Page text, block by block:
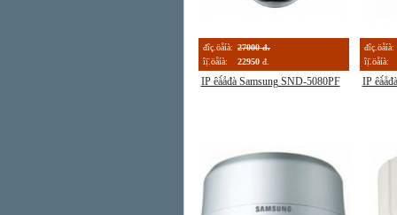
đîç.öåíà: 27000 đ.
îị̈.öåíà:
22950 đ.
IP êà́åđà Samsung SND-5080PF
đîç.öåíà:
îị̈.öåíà:
IP